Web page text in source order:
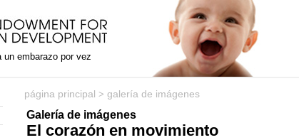
un embarazo por vez
página principal > galería de imágenes
Galería de imágenes
El corazón en movimiento